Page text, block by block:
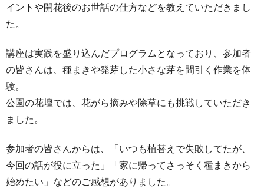
イントや開花後のお世話の仕方などを教えていただきまし
た。
講座は実践を盛り込んだプログラムとなっており、参加者
の皆さんは、種まきや発芽した小さな芽を間引く作業を体
験。
公園の花壇では、花がら摘みや除草にも挑戦していただき
ました。
参加者の皆さんからは、「いつも植替えで失敗してたが、
今回の話が役に立った」「家に帰ってさっそく種まきから
始めたい」などのご感想がありました。